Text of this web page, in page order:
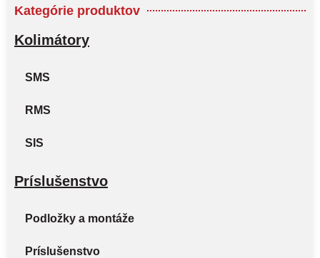
Kategórie produktov
Kolimátory
SMS
RMS
SIS
Príslušenstvo
Podložky a montáže
Príslušenstvo